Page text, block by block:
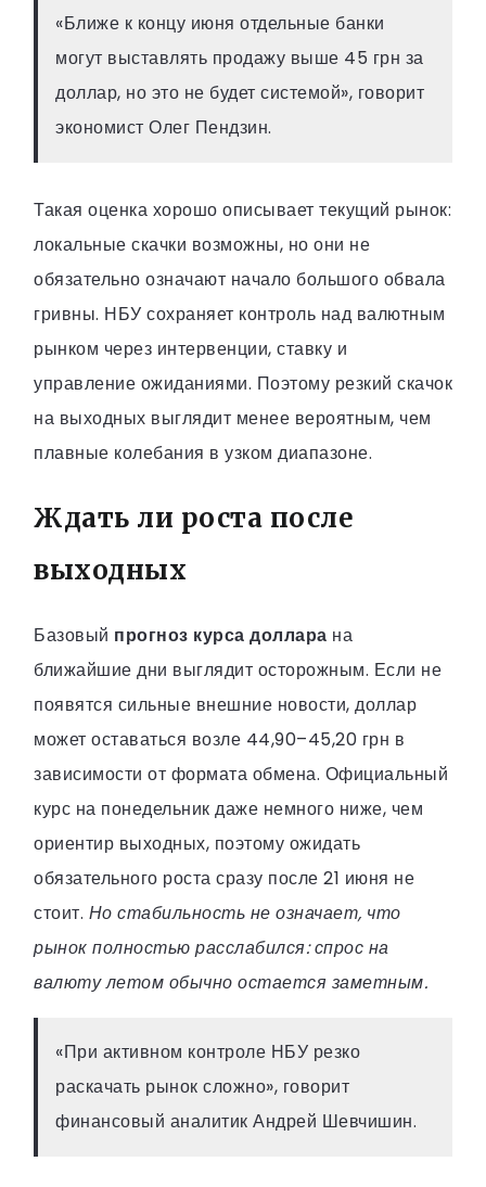
«Ближе к концу июня отдельные банки
могут выставлять продажу выше 45 грн за
доллар, но это не будет системой», говорит
экономист Олег Пендзин.
Такая оценка хорошо описывает текущий рынок:
локальные скачки возможны, но они не
обязательно означают начало большого обвала
гривны. НБУ сохраняет контроль над валютным
рынком через интервенции, ставку и
управление ожиданиями. Поэтому резкий скачок
на выходных выглядит менее вероятным, чем
плавные колебания в узком диапазоне.
Ждать ли роста после
выходных
Базовый прогноз курса доллара на
ближайшие дни выглядит осторожным. Если не
появятся сильные внешние новости, доллар
может оставаться возле 44,90–45,20 грн в
зависимости от формата обмена. Официальный
курс на понедельник даже немного ниже, чем
ориентир выходных, поэтому ожидать
обязательного роста сразу после 21 июня не
стоит. Но стабильность не означает, что
рынок полностью расслабился: спрос на
валюту летом обычно остается заметным.
«При активном контроле НБУ резко
раскачать рынок сложно», говорит
финансовый аналитик Андрей Шевчишин.